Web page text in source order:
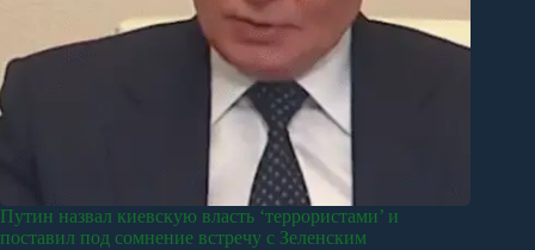
Путин назвал киевскую власть ‘террористами’ и
поставил под сомнение встречу с Зеленским